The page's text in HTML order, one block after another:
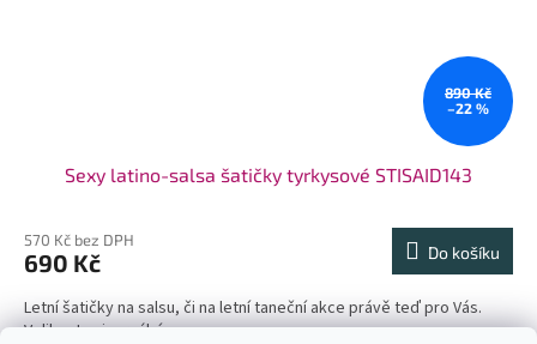
890 Kč
–22 %
Sexy latino-salsa šatičky tyrkysové STISAID143
570 Kč bez DPH
690 Kč Do košíku
Letní šatičky na salsu, či na letní taneční akce právě teď pro Vás.
Velikost univerzální.